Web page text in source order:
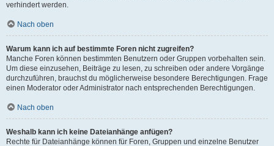
verhindert werden.
Nach oben
Warum kann ich auf bestimmte Foren nicht zugreifen?
Manche Foren können bestimmten Benutzern oder Gruppen vorbehalten sein.
Um diese einzusehen, Beiträge zu lesen, zu schreiben oder andere Vorgänge
durchzuführen, brauchst du möglicherweise besondere Berechtigungen. Frage
einen Moderator oder Administrator nach entsprechenden Berechtigungen.
Nach oben
Weshalb kann ich keine Dateianhänge anfügen?
Rechte für Dateianhänge können für Foren, Gruppen und einzelne Benutzer